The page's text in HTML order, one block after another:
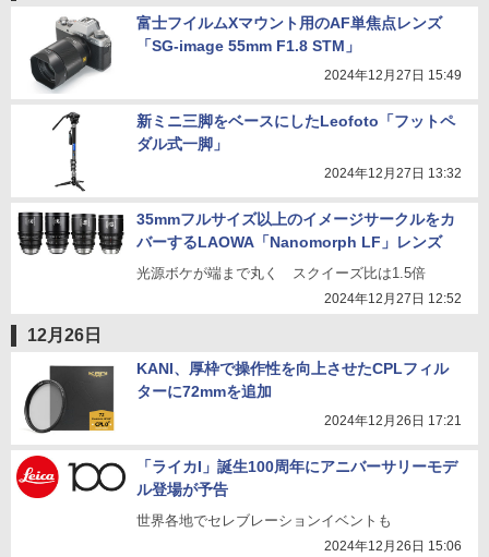
2006年 2005年 2004年
富士フイルムXマウント用のAF単焦点レンズ
「SG-image 55mm F1.8 STM」
2024年12月27日 15:49
新ミニ三脚をベースにしたLeofoto「フットペ
ダル式一脚」
2024年12月27日 13:32
35mmフルサイズ以上のイメージサークルをカ
バーするLAOWA「Nanomorph LF」レンズ
光源ボケが端まで丸く スクイーズ比は1.5倍
2024年12月27日 12:52
12月26日
KANI、厚枠で操作性を向上させたCPLフィル
ターに72mmを追加
2024年12月26日 17:21
「ライカI」誕生100周年にアニバーサリーモデ
ル登場が予告
世界各地でセレブレーションイベントも
2024年12月26日 15:06